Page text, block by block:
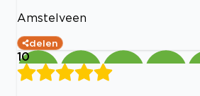
Amstelveen
delen
10